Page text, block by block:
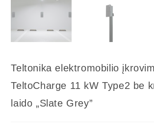
Teltonika elektromobilio
TeltoCharge 11 kW Type2 be
laido „Slate Grey”